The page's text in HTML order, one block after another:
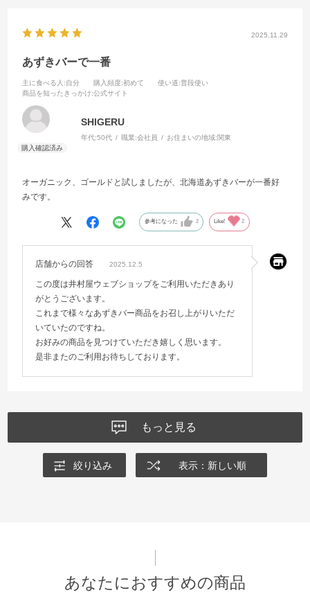
2025.11.29
あずきバーで一番
主に食べる人 :自分 購入頻度:初めて 使い道:普段使い
商品を知ったきっかけ:公式サイト
SHIGERU
年代:50代 職業:会社員 お住まいの地域:関東
オーガニック、ゴールドと試しましたが、北海道あずきバーが一番好
みです。
参考になった 2 Like! 2
店舗からの回答 2025.12.5
この度は井村屋ウェブショップをご利用いただきあり
がとうございます。
これまで様々なあずきバー商品をお召し上がりいただ
いていたのですね。
お好みの商品を見つけていただき嬉しく思います。
是非またのご利用お待ちしております。
もっと見る
絞り込み 表示：新しい順
あなたにおすすめの商品